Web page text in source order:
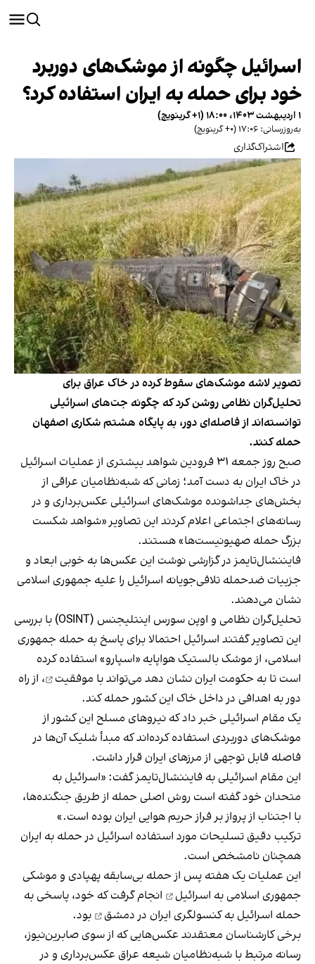
اسرائیل چگونه از موشک‌های دوربرد
خود برای حمله به ایران استفاده کرد؟
۱ اردیبهشت ۱۴۰۳، ۱۸:۰۰ (‎+۱ گرینویچ)
به‌روزرسانی: ۱۷:۰۶ (‎+۰ گرینویچ)
اشتراک‌گذاری
تصویر لاشه موشک‌های سقوط‌ کرده در خاک عراق برای
تحلیل‌گران نظامی روشن کرد که چگونه جت‌های اسرائیلی
توانسته‌اند از فاصله‌ای دور، به پایگاه هشتم شکاری اصفهان
حمله کنند.
صبح روز جمعه ۳۱ فرودین شواهد بیشتری از عملیات اسرائیل
در خاک ایران به دست آمد؛ زمانی که شبه‌نظامیان عراقی از
بخش‌های جدا‌‌شونده موشک‌های اسرائیلی عکس‌برداری و در
رسانه‌های اجتماعی اعلام کردند این تصاویر «شواهد شکست
بزرگ حمله صهیونیست‌ها» هستند.
فایننشال‌تایمزدر گزارشی نوشت این عکس‌ها به خوبی ابعاد و
جزییات ضدحمله تلافی‌جویانه اسرائیل را علیه جمهوری اسلامی
نشان می‌دهند.
تحلیل‌گران نظامی و اوپن سورس اینتلیجنس (OSINT) با بررسی
این تصاویر گفتند اسرائیل احتمالا برای پاسخ به حمله جمهوری
اسلامی، از موشک بالستیک هواپایه «اسپارو» استفاده کرده
است تا به حکومت ایران نشان دهد می‌تواندبا موفقیت
، از راه
دور به اهدافی در داخل خاک این کشور حمله کند.
یک مقام اسرائیلی خبر داد که نیروهای مسلح این کشور از
موشک‌های دوربردی استفاده کرده‌اند که مبدأ شلیک‌ آن‌ها در
فاصله قابل توجهی از مرزهای ایران قرار داشت.
این مقام اسرائیلی به فایننشال‌تایمز گفت: «اسرائیل به
متحدان خود گفته است روش اصلی حمله از طریق جنگنده‌ها،
با اجتناب از پرواز بر فراز حریم هوایی ایران بوده است.»
ترکیب دقیق تسلیحات مورد استفاده اسرائیل در حمله به ایران
همچنان نامشخص است.
این عملیات یک هفته پس ازحمله بی‌سابقه پهپادی و موشکی
جمهوری اسلامی به اسرائیل
انجام گرفت که خود، پاسخی به
حمله اسرائیل به کنسولگری ایران در دمشق
بود.
برخی کارشناسان معتقدند عکس‌هایی که از سوی صابرین‌نیوز،
رسانه مرتبط با شبه‌نظامیان شیعه عراق عکس‌برداری و در